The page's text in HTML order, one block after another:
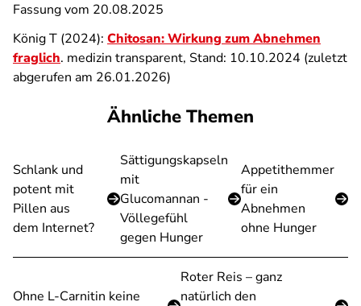
Fassung vom 20.08.2025
König T (2024): Chitosan: Wirkung zum Abnehmen
fraglich. medizin transparent, Stand: 10.10.2024 (zuletzt
abgerufen am 26.01.2026)
Ähnliche Themen
Schlank und
potent mit
Pillen aus
dem Internet?
Sättigungskapseln
mit
Glucomannan -
Völlegefühl
gegen Hunger
Appetithemmer
für ein
Abnehmen
ohne Hunger
Ohne L-Carnitin keine
Roter Reis – ganz
natürlich den